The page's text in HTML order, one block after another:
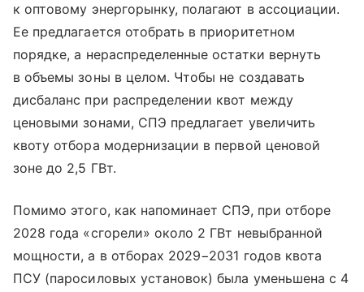
к оптовому энергорынку, полагают в ассоциации.
Ее предлагается отобрать в приоритетном
порядке, а нераспределенные остатки вернуть
в объемы зоны в целом. Чтобы не создавать
дисбаланс при распределении квот между
ценовыми зонами, СПЭ предлагает увеличить
квоту отбора модернизации в первой ценовой
зоне до 2,5 ГВт.
Помимо этого, как напоминает СПЭ, при отборе
2028 года «сгорели» около 2 ГВт невыбранной
мощности, а в отборах 2029−2031 годов квота
ПСУ (паросиловых установок) была уменьшена с 4